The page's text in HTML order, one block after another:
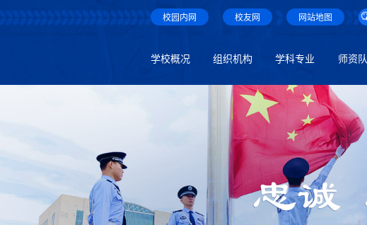
校园内网 校友网 网站地图
学校概况 组织机构 学科专业 师资